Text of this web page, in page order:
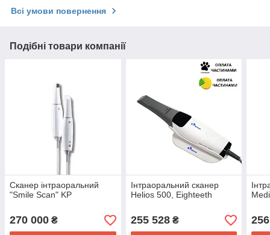
Всі умови повернення
Подібні товари компанії
Сканер інтраоральний
"Smile Scan" KP
270 000 ₴
Інтраоральний сканер
Helios 500, Eighteeth
255 528₴